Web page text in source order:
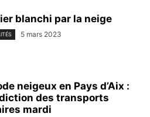
blanchi par la neige
5 mars 2023
neigeux en Pays d’Aix :
des transports
mardi